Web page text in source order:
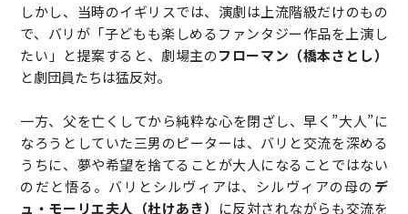
しかし、当時のイギリスでは、演劇は上流階級だけのもの
で、バリが「子どもも楽しめるファンタジー作品を上演し
たい」と提案すると、劇場主のフローマン（橋本さとし）
と劇団員たちは猛反対。
一方、父を亡くしてから純粋な心を閉ざし、早く”大人”に
なろうとしていた三男のピーターは、バリと交流を深める
うちに、夢や希望を捨てることが大人になることではない
のだと悟る。バリとシルヴィアは、シルヴィアの母のデ
ュ・モーリエ夫人（杜けあき）
に反対されながらも交流を